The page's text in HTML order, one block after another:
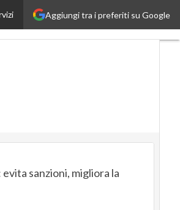
Aggiungi tra i preferiti su Google
sanzioni, migliora la